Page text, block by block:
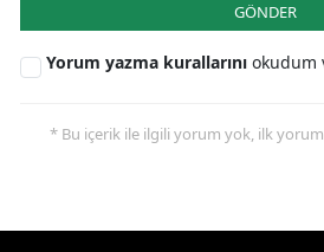
GÖNDER
Yorum yazma kurallarını okudum
* Bu içerik ile ilgili yorum yok, ilk